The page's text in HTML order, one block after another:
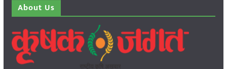
About Us